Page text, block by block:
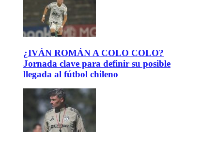
¿IVÁN ROMÁN A COLO COLO?
Jornada clave para definir su posible
llegada al fútbol chileno